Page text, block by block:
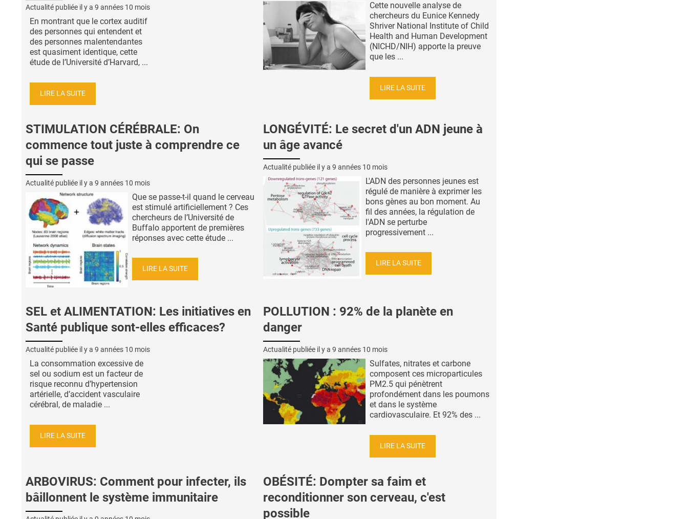
Actualité publiée il y a 9 années 10 mois
En montrant que le cortex auditif
des personnes qui entendent et
des personnes malentendantes
est quasiment identique, cette
étude de l’Université d’Harvard, ...
LIRE LA SUITE
Cette nouvelle analyse de
chercheurs du Eunice Kennedy
Shriver National Institute of Child
Health and Human Development
(NICHD/NIH) apporte la preuve
que les ...
LIRE LA SUITE
STIMULATION CÉRÉBRALE: On
commence tout juste à comprendre ce
qui se passe
Actualité publiée il y a 9 années 10 mois
Que se passe-t-il quand le cerveau
est stimulé artificiellement ? Ces
chercheurs de l’Université de
Buffalo apportent de premières
réponses avec cette étude ...
LIRE LA SUITE
LONGÉVITÉ: Le secret d'un ADN jeune à
un âge avancé
Actualité publiée il y a 9 années 10 mois
L'ADN des personnes jeunes est
régulé de manière à exprimer les
bons gènes au bon moment. Au
fil des années, la régulation de
l'ADN se perturbe
progressivement ...
LIRE LA SUITE
SEL et ALIMENTATION: Les initiatives en
Santé publique sont-elles efficaces?
Actualité publiée il y a 9 années 10 mois
La consommation excessive de
sel ou sodium est un facteur de
risque reconnu d’hypertension
artérielle, d’accident vasculaire
cérébral, de maladie ...
LIRE LA SUITE
POLLUTION : 92% de la planète en
danger
Actualité publiée il y a 9 années 10 mois
Sulfates, nitrates et carbone
composent ces microparticules
PM2.5 qui pénètrent
profondément dans les poumons
et dans le système
cardiovasculaire. Et 92% des ...
LIRE LA SUITE
ARBOVIRUS: Comment pour infecter, ils
bâillonnent le système immunitaire
OBÉSITÉ: Dompter sa faim et
reconditionner son cerveau, c'est
possible